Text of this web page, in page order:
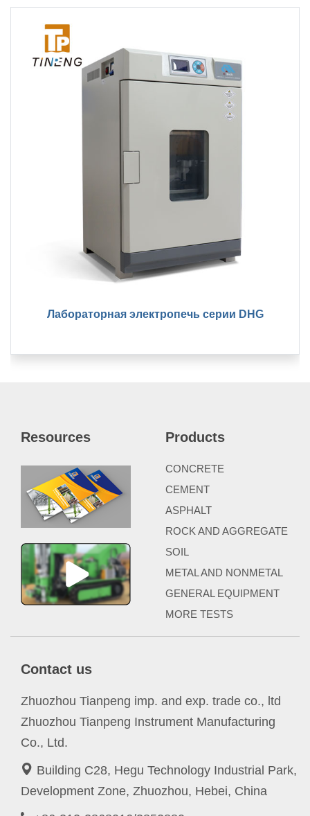
Лабораторная электропечь серии DHG
Resources Products
CONCRETE
CEMENT
ASPHALT
ROCK AND AGGREGATE
SOIL
METAL AND NONMETAL
GENERAL EQUIPMENT
MORE TESTS
Contact us
Zhuozhou Tianpeng imp. and exp. trade co., ltd
Zhuozhou Tianpeng Instrument Manufacturing
Co., Ltd.
Building C28, Hegu Technology Industrial Park,
Development Zone, Zhuozhou, Hebei, China